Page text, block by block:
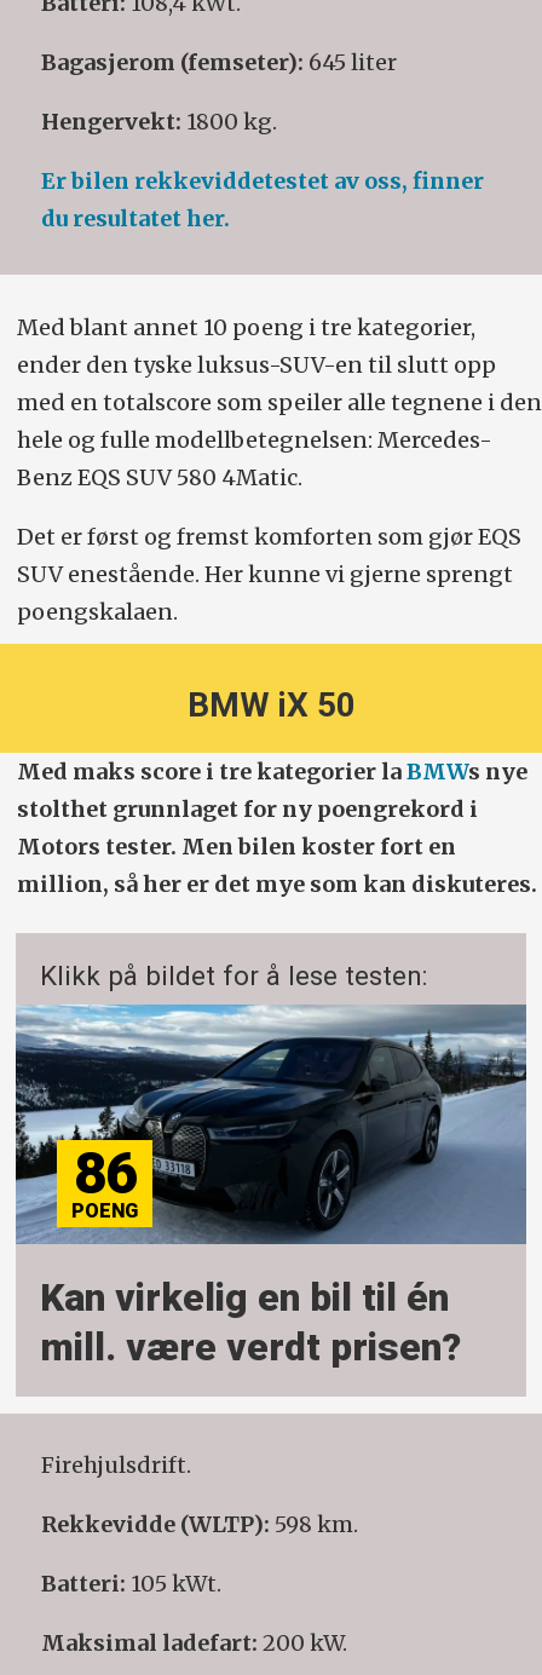
Bagasjerom (femseter): 645 liter
Hengervekt: 1800 kg.
Er bilen rekkeviddetestet av oss, finner
du resultatet her.
Med blant annet 10 poeng i tre kategorier,
ender den tyske luksus-SUV-en til slutt opp
med en totalscore som speiler alle tegnene i den
hele og fulle modell­betegnelsen: Mercedes-
Benz EQS SUV 580 4Matic.
Det er først og fremst komforten som gjør EQS
SUV enestående. Her kunne vi gjerne sprengt
poengskalaen.
BMW iX 50
Med maks score i tre kategorier laBMWs nye
stolthet grunnlaget for ny poengrekord i
Motors tester. Men bilen koster fort en
million, så her er det mye som kan diskuteres.
Klikk på bildet for å lese testen:
86
Kan virkelig en bil til én
mill. være verdt prisen?
Firehjulsdrift.
Rekkevidde (WLTP): 598 km.
Batteri: 105 kWt.
Maksimal ladefart: 200 kW.